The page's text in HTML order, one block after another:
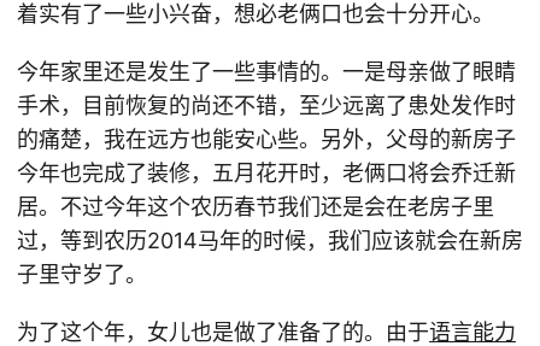
着实有了一些小兴奋，想必老俩口也会十分开心。
今年家里还是发生了一些事情的。一是母亲做了眼睛
手术，目前恢复的尚还不错，至少远离了患处发作时
的痛楚，我在远方也能安心些。另外，父母的新房子
今年也完成了装修，五月花开时，老俩口将会乔迁新
居。不过今年这个农历春节我们还是会在老房子里
过，等到农历2014马年的时候，我们应该就会在新房
子里守岁了。
为了这个年，女儿也是做了准备了的。由于语言能力